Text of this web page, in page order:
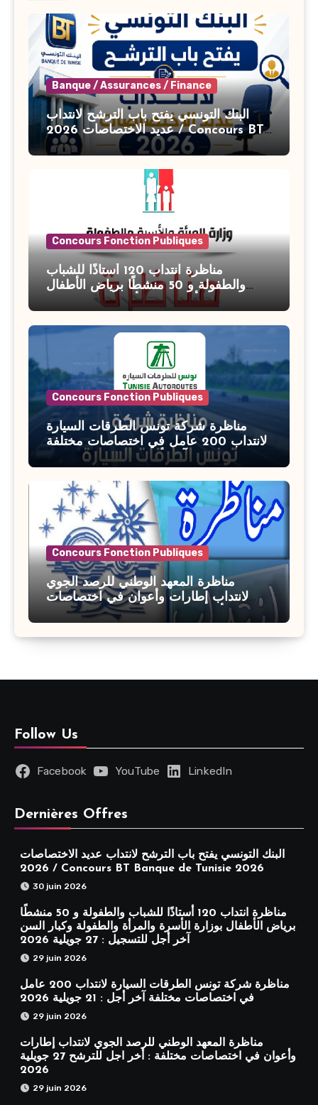
Banque / Assurances / Finance
البنك التونسي يفتح باب الترشح لانتداب
عديد الاختصاصات 2026 / Concours BT
Banque de Tunisie 2026
Concours Fonction Publiques
مناظرة انتداب 120 أستاذًا للشباب
والطفولة و 50 منشطًا برياض الأطفال
بوزارة الأسرة والمرأة والطفولة وكبار
Concours Fonction Publiques
مناظرة شركة تونس الطرقات السيارة
لانتداب 200 عامل في اختصاصات مختلفة
آخر أجل : 21 جويلية 2026
Concours Fonction Publiques
مناظرة المعهد الوطني للرصد الجوي
لانتداب إطارات وأعوان في اختصاصات
مختلفة : أخر اجل للترشح 27 جويلية 2026
Follow Us
Facebook YouTube LinkedIn
Dernières Offres
البنك التونسي يفتح باب الترشح لانتداب عديد الاختصاصات
2026 / Concours BT Banque de Tunisie 2026
30 juin 2026
مناظرة انتداب 120 أستاذًا للشباب والطفولة و 50 منشطًا
برياض الأطفال بوزارة الأسرة والمرأة والطفولة وكبار السن
آخر أجل للتسجيل : 27 جويلية 2026
29 juin 2026
مناظرة شركة تونس الطرقات السيارة لانتداب 200 عامل
في اختصاصات مختلفة آخر أجل : 21 جويلية 2026
29 juin 2026
مناظرة المعهد الوطني للرصد الجوي لانتداب إطارات
وأعوان في اختصاصات مختلفة : أخر اجل للترشح 27 جويلية
2026
29 juin 2026